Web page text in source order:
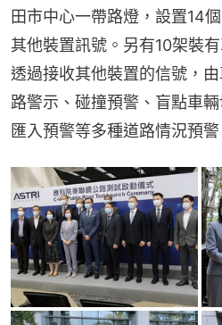
田市中心一帶路燈，設置14
其他裝置訊號。另有10架裝
透過接收其他裝置的信號，
路警示、碰撞預警、盲點車
匯入預警等多種道路情況預警